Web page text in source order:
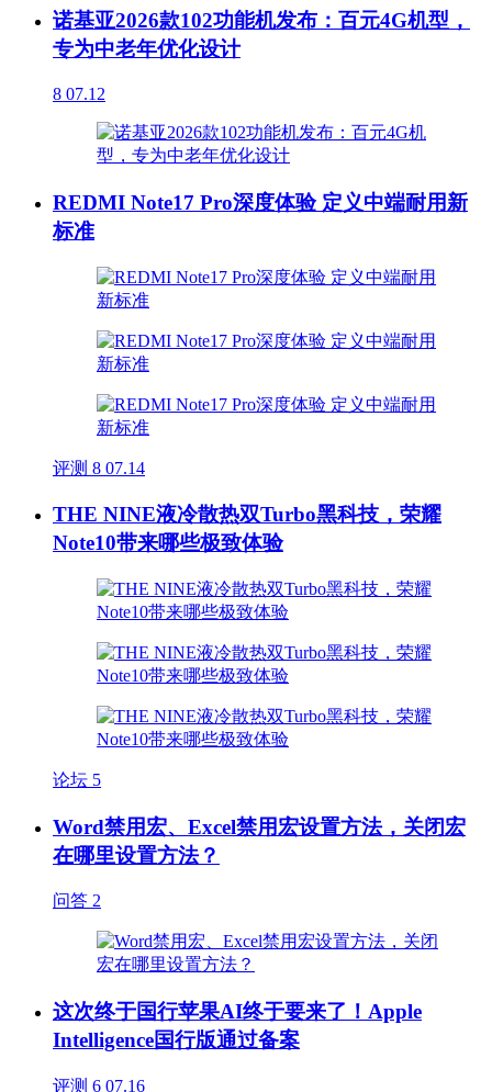
诺基亚2026款102功能机发布：百元4G机型，
专为中老年优化设计
8 07.12
REDMI Note17 Pro深度体验 定义中端耐用新
标准
评测 8 07.14
THE NINE液冷散热双Turbo黑科技，荣耀
Note10带来哪些极致体验
论坛 5
Word禁用宏、Excel禁用宏设置方法，关闭宏
在哪里设置方法？
问答 2
这次终于国行苹果AI终于要来了！Apple
Intelligence国行版通过备案
评测 6 07.16